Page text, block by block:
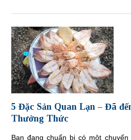
5 Đặc Sản Quan Lạn – Đã
Thưởng Thức
Bạn đang chuẩn bị có một